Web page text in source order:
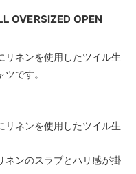
OVERSIZED OPEN
リネンを使用したツイル生
です。
リネンを使用したツイル生
ネンのスラブとハリ感が掛